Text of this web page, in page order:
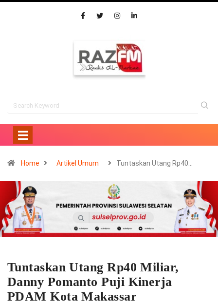
Home Artikel Umum Tuntaskan Utang Rp40…
Tuntaskan Utang Rp40 Miliar,
Danny Pomanto Puji Kinerja
PDAM Kota Makassar